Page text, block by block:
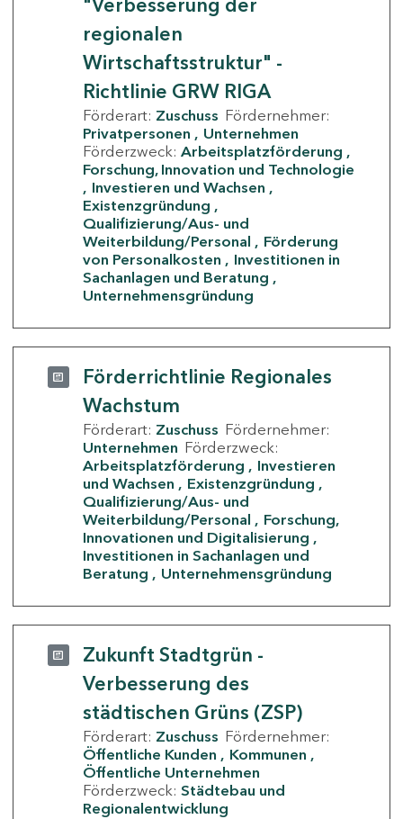
"Verbesserung der
regionalen
Wirtschaftsstruktur" -
Richtlinie GRW RIGA
Förderart: Zuschuss Fördernehmer:
Privatpersonen
Unternehmen
Förderzweck: Arbeitsplatzförderung
Forschung, Innovation und Technologie
Investieren und Wachsen
Existenzgründung
Qualifizierung/Aus- und
Weiterbildung/Personal
Förderung
von Personalkosten
Investitionen in
Sachanlagen und Beratung
Unternehmensgründung
Förderrichtlinie Regionales
Wachstum
Förderart: Zuschuss Fördernehmer:
Unternehmen Förderzweck:
Arbeitsplatzförderung
Investieren
und Wachsen
Existenzgründung
Qualifizierung/Aus- und
Weiterbildung/Personal
Forschung,
Innovationen und Digitalisierung
Investitionen in Sachanlagen und
Beratung
Unternehmensgründung
Zukunft Stadtgrün -
Verbesserung des
städtischen Grüns (ZSP)
Förderart: Zuschuss Fördernehmer:
Öffentliche Kunden
Kommunen
Öffentliche Unternehmen
Förderzweck: Städtebau und
Regionalentwicklung